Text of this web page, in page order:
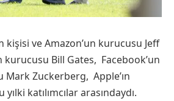
kişisi ve Amazon’un kurucusu Jeff
kurucusu Bill Gates, Facebook’un
Mark Zuckerberg, Apple’ın
yılki katılımcılar arasındaydı.